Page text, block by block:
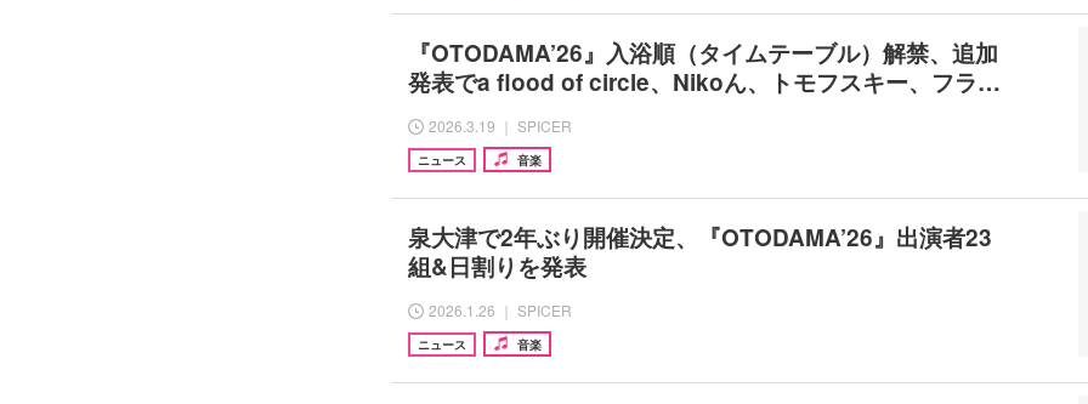
『OTODAMA’26』入浴順（タイムテーブル）解禁、追加
発表でa flood of circle、Nikoん、トモフスキー、フラ…
2026.3.19 ｜ SPICER
ニュース 音楽
泉大津で2年ぶり開催決定、『OTODAMA’26』出演者23
組&日割りを発表
2026.1.26 ｜ SPICER
ニュース 音楽